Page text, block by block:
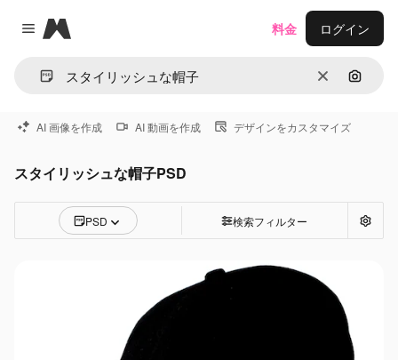
Close menu
Magnific
消去 画像で
料金 ログイン
AI 画像を作成 AI 動画を作成 デザインをカスタマイズ
スタイリッシュな帽子PSD
PSD 検索フィルター